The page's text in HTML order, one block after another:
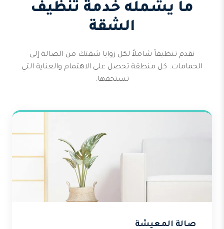
ما يشمله خدمة تنظيف
الشقة
نقدم تنظيفاً شاملاً لكل زوايا شقتك من الصالة إلى
الحمامات. كل منطقة تحصل على الاهتمام والعناية التي
تستحقها.
صالة المعيشة